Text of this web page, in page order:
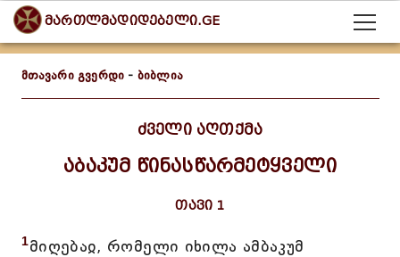
მართლმადიდებელი.GE
მთავარი გვერდი - ბიბლია
ძველი აღთქმა
აბაკუმ წინასწარმეტყველი
თავი 1
1მიღებაჲ, რომელი იხილა ამბაკუმ